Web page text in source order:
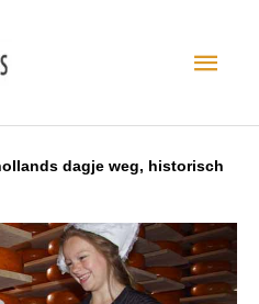
dagje weg, historisch